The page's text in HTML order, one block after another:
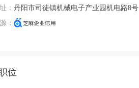
： 丹阳市司徒镇机械电子产业园机电路8号
：
位